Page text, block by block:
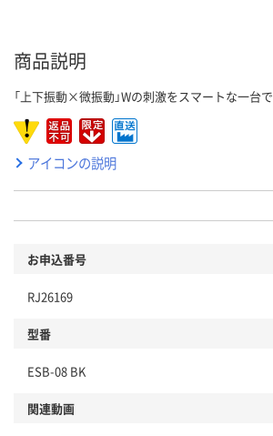
商品説明
「上下振動×微振動」Wの刺激をスマートな一台で
アイコンの説明
お申込番号
RJ26169
型番
ESB-08 BK
関連動画